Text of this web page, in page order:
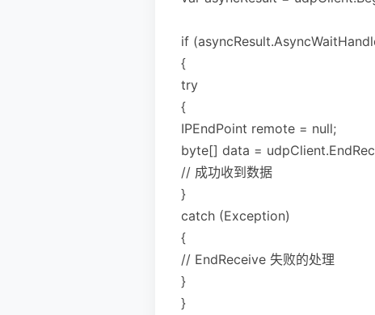
if
{
try
{
IPEndPoint remote = null;
byte[] data =
// 成功收到数据
}
catch (Exception)
{
// EndReceive 失败的处理
}
}